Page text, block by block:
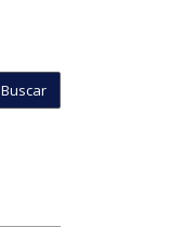
Buscar